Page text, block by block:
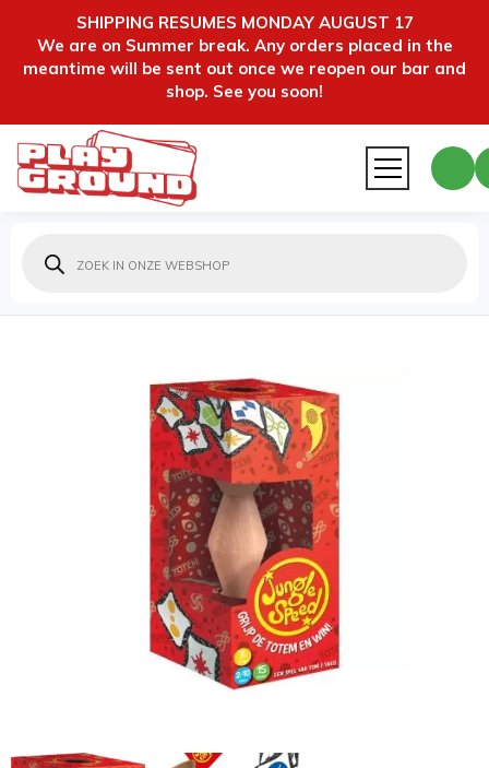
SHIPPING RESUMES MONDAY AUGUST 17
We are on Summer break. Any orders placed in the
meantime will be sent out once we reopen our bar and
shop. See you soon!
zoeken